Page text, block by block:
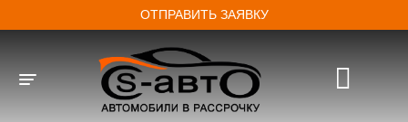
Toggle navigation
ОТПРАВИТЬ ЗАЯВКУ